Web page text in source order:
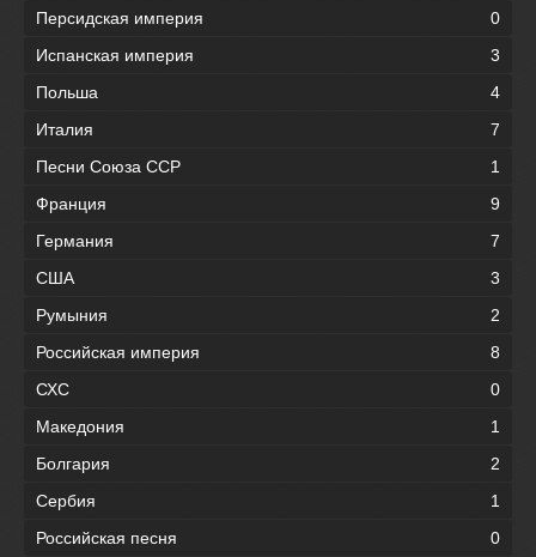
Персидская империя
0
Испанская империя
3
Польша
4
Италия
7
Песни Союза ССР
1
Франция
9
Германия
7
США
3
Румыния
2
Российская империя
8
СХС
0
Македония
1
Болгария
2
Сербия
1
Российская песня
0